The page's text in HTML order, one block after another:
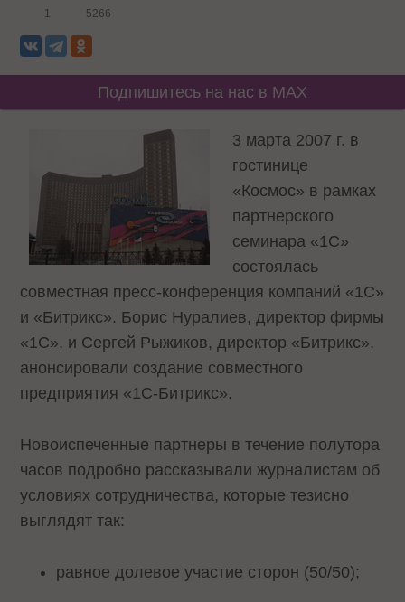
1 5266
Подпишитесь на нас в MAX
3 марта 2007 г. в
гостинице
«Космос» в рамках
партнерского
семинара «1С»
состоялась
совместная пресс-конференция компаний «1С»
и «Битрикс». Борис Нуралиев, директор фирмы
«1С», и Сергей Рыжиков, директор «Битрикс»,
анонсировали создание совместного
предприятия «1С-Битрикс».
Новоиспеченные партнеры в течение полутора
часов подробно рассказывали журналистам об
условиях сотрудничества, которые тезисно
выглядят так:
равное долевое участие сторон (50/50);